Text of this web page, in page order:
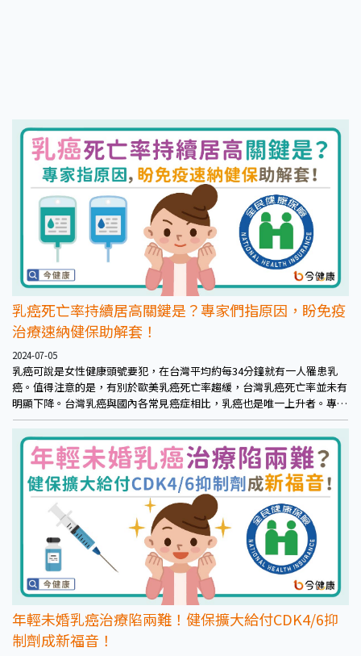
乳癌死亡率持續居高關鍵是？專家們指原因，盼免疫
治療速納健保助解套！
2024-07-05
乳癌可說是女性健康頭號要犯，在台灣平均約每34分鐘就有一人罹患乳
癌。值得注意的是，有別於歐美乳癌死亡率趨緩，台灣乳癌死亡率並未有
明顯下降。台灣乳癌與國內各常見癌症相比，乳癌也是唯一上升者。專家
們指出關鍵及防範之道。
年輕未婚乳癌治療陷兩難！健保擴大給付CDK4/6抑
制劑成新福音！